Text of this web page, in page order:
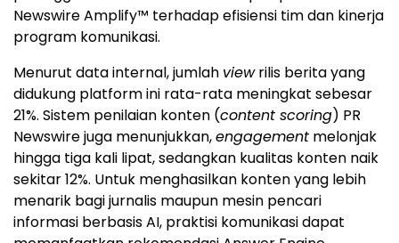
Newswire Amplify™ terhadap efisiensi tim dan kinerja
program komunikasi.
Menurut data internal, jumlah viewrilis berita yang
didukung platform ini rata-rata meningkat sebesar
21%. Sistem penilaian konten (content scoring) PR
Newswire juga menunjukkan,engagement melonjak
hingga tiga kali lipat, sedangkan kualitas konten naik
sekitar 12%. Untuk menghasilkan konten yang lebih
menarik bagi jurnalis maupun mesin pencari
informasi berbasis AI, praktisi komunikasi dapat